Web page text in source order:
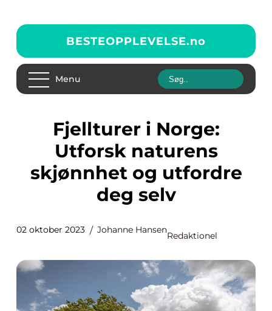
BESTEOPPLEVELSE.no
Menu
Fjellturer i Norge:
Utforsk naturens
skjønnhet og utfordre
deg selv
02 oktober 2023 Johanne Hansen
Redaktionel